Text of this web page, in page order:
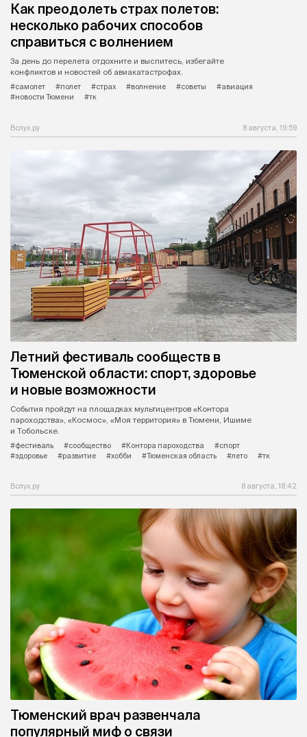
Как преодолеть страх полетов:
несколько рабочих способов
справиться с волнением
За день до перелета отдохните и выспитесь, избегайте
конфликтов и новостей об авиакатастрофах.
#самолет
#полет #страх #волнение #советы
#авиация
#новости Тюмени
#тк
Вслух.ру 8 августа, 19:59
Летний фестиваль сообществ в
Тюменской области: спорт, здоровье
и новые возможности
События пройдут на площадках мультицентров «Контора
пароходства», «Космос», «Моя территория» в Тюмени, Ишиме
и Тобольске.
#фестиваль
#сообщество #Контора пароходства
#спорт
#здоровье
#развитие #хобби #Тюменская область #лето #тк
Вслух.ру 8 августа, 18:42
Тюменский врач развенчала
популярный миф о связи